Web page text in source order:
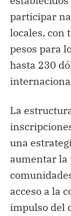
participar
locales, con
pesos para
hasta 230
La
una
aumentar la
acceso a la
impulso del